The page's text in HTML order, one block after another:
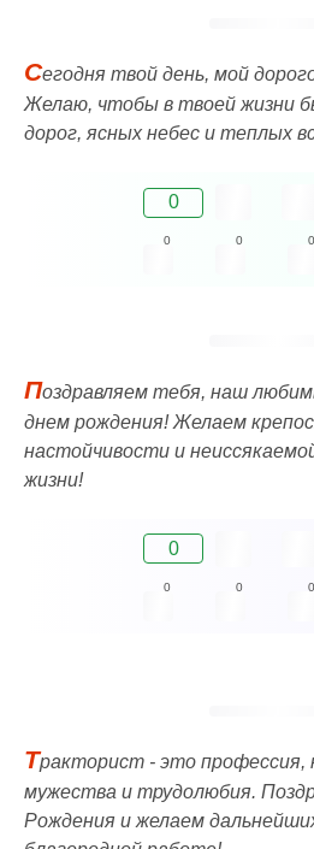
Сегодня твой день, мой
Желаю, чтобы в твоей жизни
дорог, ясных небес и теплых
0
0 0 0
Поздравляем тебя, наш
днем рождения! Желаем
настойчивости и
жизни!
0
0 0 0
Тракторист - это
мужества и трудолюбия.
Рождения и желаем